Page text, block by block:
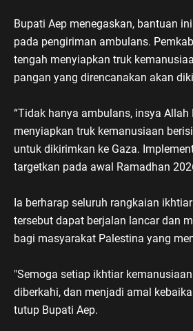
Bupati Aep menegaskan, bantuan
pada pengiriman ambulans.
tengah menyiapkan truk
pangan yang direncanakan akan
“Tidak hanya ambulans, insya
menyiapkan truk kemanusiaan
untuk dikirimkan ke Gaza.
targetkan pada awal Ramadhan
Ia berharap seluruh rangkaian
tersebut dapat berjalan lancar dan
bagi masyarakat Palestina yang
"Semoga setiap ikhtiar
diberkahi, dan menjadi amal
tutup Bupati Aep.